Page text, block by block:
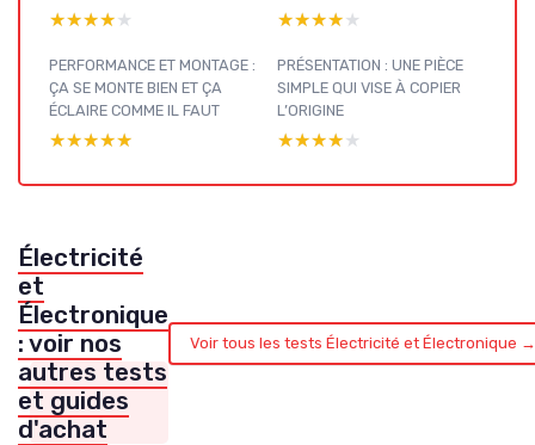
★★★★★
★★★★★ ★★★★★
★★★★★
PERFORMANCE ET MONTAGE :
ÇA SE MONTE BIEN ET ÇA
ÉCLAIRE COMME IL FAUT
★★★★★
★★★★★
PRÉSENTATION : UNE PIÈCE
SIMPLE QUI VISE À COPIER
L’ORIGINE
★★★★★
★★★★★
Électricité
et
Électronique
: voir nos
autres tests
et guides
d'achat
Voir tous les tests Électricité et Électronique →